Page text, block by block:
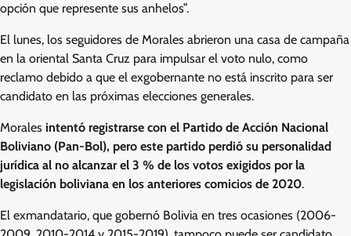
opción que represente sus anhelos”.
El lunes, los seguidores de Morales abrieron una casa de campaña
en la oriental Santa Cruz para impulsar el voto nulo, como
reclamo debido a que el exgobernante no está inscrito para ser
candidato en las próximas elecciones generales.
Morales intentó registrarse con el Partido de Acción Nacional
Boliviano (Pan-Bol), pero este partido perdió su personalidad
jurídica al no alcanzar el 3 % de los votos exigidos por la
legislación boliviana en los anteriores comicios de 2020.
El exmandatario, que gobernó Bolivia en tres ocasiones (2006-